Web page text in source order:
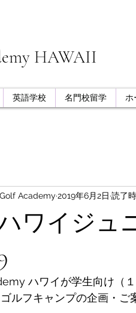
HAWAII
英語学校 名門校留学 ホ
ワイジ
Academy 2019年6月2日 読了
ハワイが学生向け（
ルフキャンプの企画・ご